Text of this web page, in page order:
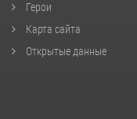
Герои
Карта сайта
Открытые данные